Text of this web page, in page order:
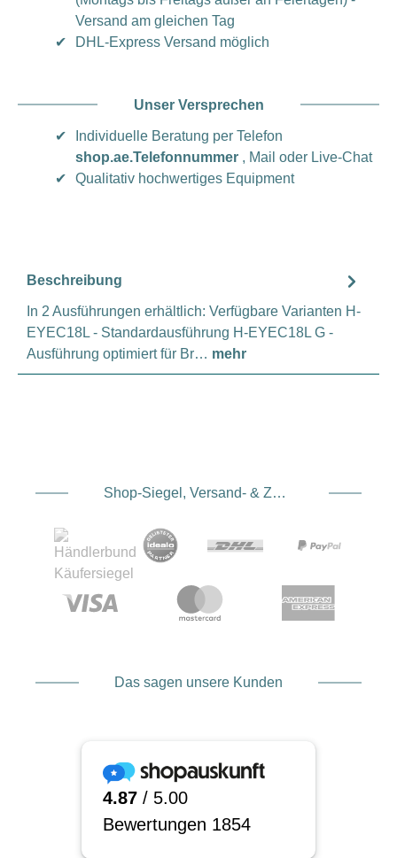
Versand am gleichen Tag
✔
DHL-Express Versand möglich
Unser Versprechen
✔
Individuelle Beratung per Telefon
shop.ae.Telefonnummer , Mail oder Live-Chat
✔
Qualitativ hochwertiges Equipment
Beschreibung
In 2 Ausführungen erhältlich: Verfügbare Varianten H-
EYEC18L - Standardausführung H-EYEC18L G -
Ausführung optimiert für Br… mehr
Shop-Siegel, Versand- & Zahlungsdienstleister
Das sagen unsere Kunden